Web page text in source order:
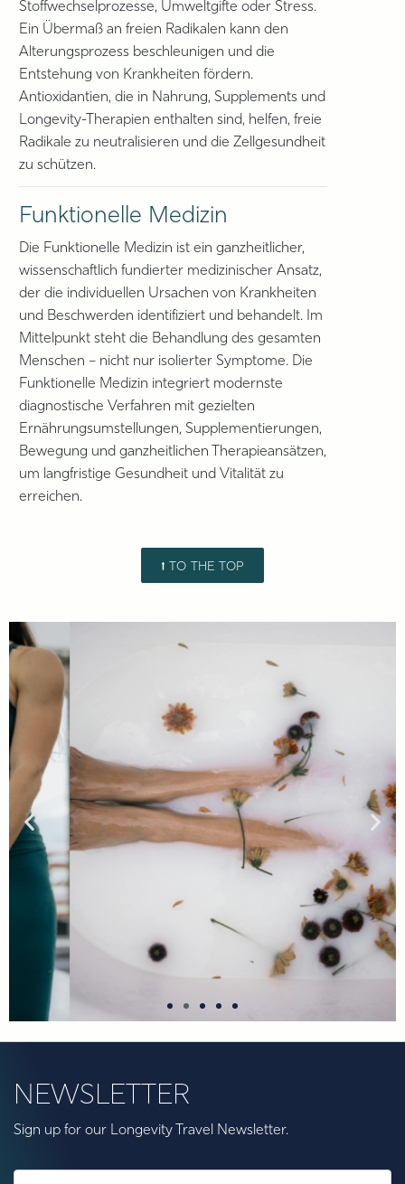
Stoffwechselprozesse, Umweltgifte oder Stress.
Ein Übermaß an freien Radikalen kann den
Alterungsprozess beschleunigen und die
Entstehung von Krankheiten fördern.
Antioxidantien, die in Nahrung, Supplements und
Longevity-Therapien enthalten sind, helfen, freie
Radikale zu neutralisieren und die Zellgesundheit
zu schützen.
Funktionelle Medizin
Die Funktionelle Medizin ist ein ganzheitlicher,
wissenschaftlich fundierter medizinischer Ansatz,
der die individuellen Ursachen von Krankheiten
und Beschwerden identifiziert und behandelt. Im
Mittelpunkt steht die Behandlung des gesamten
Menschen – nicht nur isolierter Symptome. Die
Funktionelle Medizin integriert modernste
diagnostische Verfahren mit gezielten
Ernährungsumstellungen, Supplementierungen,
Bewegung und ganzheitlichen Therapieansätzen,
um langfristige Gesundheit und Vitalität zu
erreichen.
⭡ TO THE TOP
NEWSLETTER
Sign up for our Longevity Travel Newsletter.